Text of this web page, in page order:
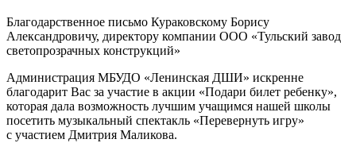
Благодарственное письмо Кураковскому Борису
Александровичу, директору компании ООО «Тульский завод
светопрозрачных конструкций»
Администрация МБУДО «Ленинская ДШИ» искренне
благодарит Вас за участие в акции «Подари билет ребенку»,
которая дала возможность лучшим учащимся нашей школы
посетить музыкальный спектакль «Перевернуть игру»
с участием Дмитрия Маликова.